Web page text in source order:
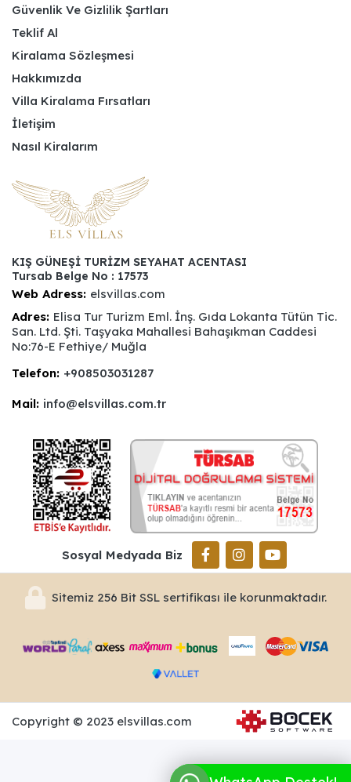
Güvenlik Ve Gizlilik Şartları
Teklif Al
Kiralama Sözleşmesi
Hakkımızda
Villa Kiralama Fırsatları
İletişim
Nasıl Kiralarım
KIŞ GÜNEŞİ TURİZM SEYAHAT ACENTASI
Tursab Belge No : 17573
Web Adress: elsvillas.com
Adres: Elisa Tur Turizm Eml. İnş. Gıda Lokanta Tütün Tic.
San. Ltd. Şti. Taşyaka Mahallesi Bahaşıkman Caddesi
No:76-E Fethiye/ Muğla
Telefon: +908503031287
Mail: info@elsvillas.com.tr
Sosyal Medyada Biz
Sitemiz 256 Bit SSL sertifikası ile korunmaktadır.
Copyright © 2023 elsvillas.com